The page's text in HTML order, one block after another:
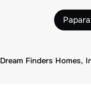
Dream Finders Homes,